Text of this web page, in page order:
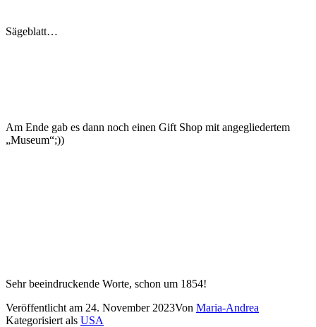
Sägeblatt…
Am Ende gab es dann noch einen Gift Shop mit angegliedertem
„Museum“;))
Sehr beeindruckende Worte, schon um 1854!
Veröffentlicht am 24. November 2023Von Maria-Andrea
Kategorisiert als USA